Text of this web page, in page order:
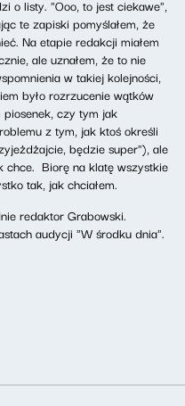
o listy. "Ooo, to jest ciekawe",
te zapiski pomyślałem, że
Na etapie redakcji miałem
ale uznałem, że to nie
w takiej kolejności,
było rozrzucenie wątków
czy tym jak
z tym, jak ktoś określi
będzie super"), ale
chce. Biorę na klatę wszystkie
tak, jak chciałem.
redaktor Grabowski.
audycji "W środku dnia".